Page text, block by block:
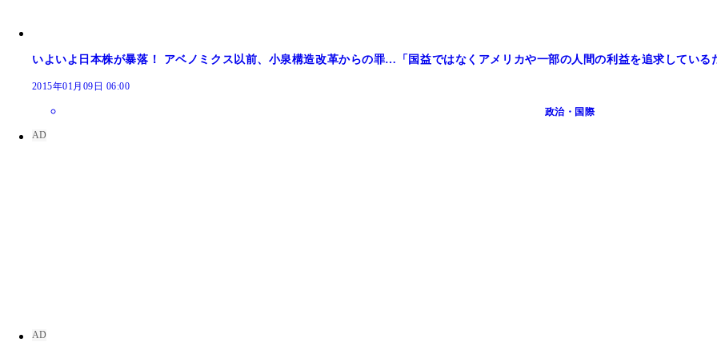
いよいよ日本株が暴落！ アベノミクス以前、小泉構造改革からの罪…「国益ではなくアメリカや一部の人間の利益を追求している
2015年01月09日 06:00
政治・国際